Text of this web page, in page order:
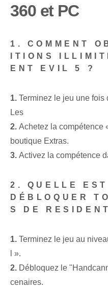
360 et PC
1. COMMENT
ITIONS
ENT EVIL 5 ?
1. Terminez le jeu une fois
Les
2. Achetez la compétence
boutique Extras.
3. ⁤Activez la compétence
2. QUELLE
DÉBLOQUER
S DE
1. Terminez le jeu au
l ».
2.⁢ Débloquez le
cenaires.